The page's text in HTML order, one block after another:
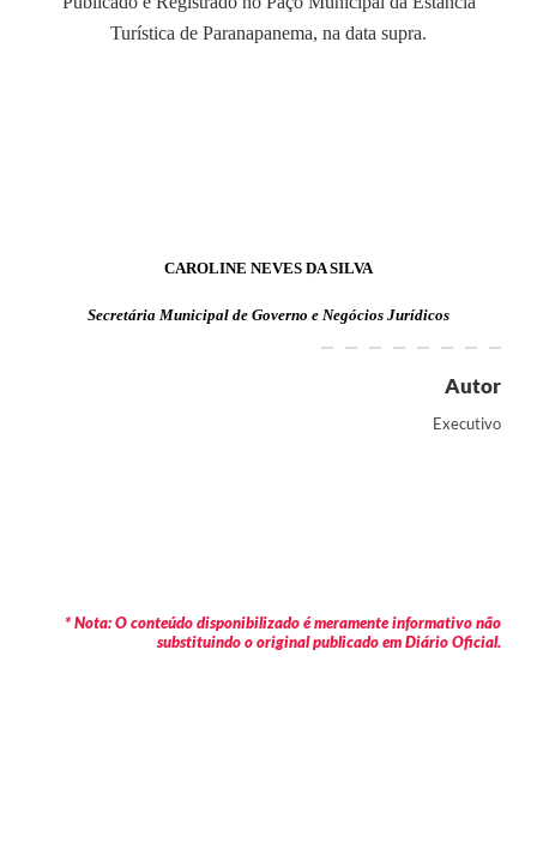
Turística de Paranapanema, na data supra.
CAROLINE NEVES DA SILVA
Secretária Municipal de Governo e Negócios Jurídicos
Autor
Executivo
* Nota: O conteúdo disponibilizado é meramente informativo não
substituindo o original publicado em Diário Oficial.